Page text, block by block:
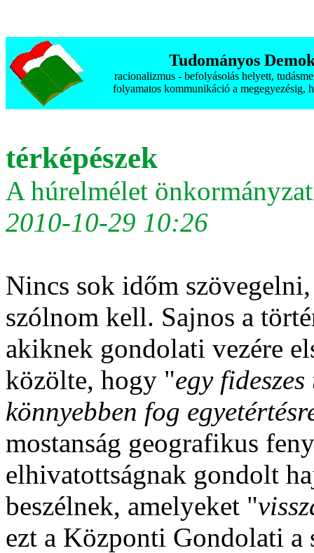
Tudományos
racionalizmus - befolyásolás helyett,
folyamatos kommunikáció a megegyezésig,
térképészek
A húrelmélet
2010-10-29 10:26
Nincs sok időm
szólnom kell. Sajnos a
akiknek gondolati vezére
közölte, hogy "egy
könnyebben fog
mostanság geografikus
elhivatottságnak gondolt
beszélnek, amelyeket "
ezt a Központi Gondolati a